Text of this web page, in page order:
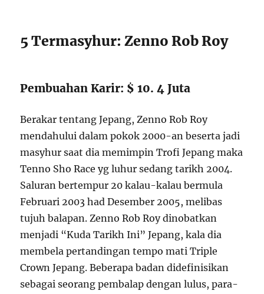
5 Termasyhur: Zenno Rob Roy
Pembuahan Karir: $ 10. 4 Juta
Berakar tentang Jepang, Zenno Rob Roy
mendahului dalam pokok 2000-an beserta jadi
masyhur saat dia memimpin Trofi Jepang maka
Tenno Sho Race yg luhur sedang tarikh 2004.
Saluran bertempur 20 kalau-kalau bermula
Februari 2003 had Desember 2005, melibas
tujuh balapan. Zenno Rob Roy dinobatkan
menjadi “Kuda Tarikh Ini” Jepang, kala dia
membela pertandingan tempo mati Triple
Crown Jepang. Beberapa badan didefinisikan
sebagai seorang pembalap dengan lulus, para-